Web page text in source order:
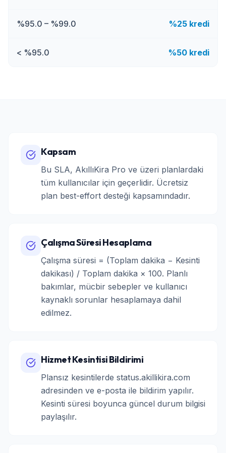
%95.0 – %99.0 %25 kredi
< %95.0 %50 kredi
Kapsam
Bu SLA, AkıllıKira Pro ve üzeri planlardaki
tüm kullanıcılar için geçerlidir. Ücretsiz
plan best-effort desteği kapsamındadır.
Çalışma Süresi Hesaplama
Çalışma süresi = (Toplam dakika − Kesinti
dakikası) / Toplam dakika × 100. Planlı
bakımlar, mücbir sebepler ve kullanıcı
kaynaklı sorunlar hesaplamaya dahil
edilmez.
Hizmet Kesintisi Bildirimi
Plansız kesintilerde status.akillikira.com
adresinden ve e-posta ile bildirim yapılır.
Kesinti süresi boyunca güncel durum bilgisi
paylaşılır.